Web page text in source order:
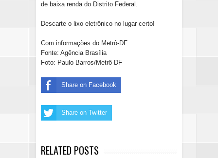
de baixa renda do Distrito Federal.
Descarte o lixo eletrônico no lugar certo!
Com informações do Metrô-DF
Fonte: Agência Brasília
Foto: Paulo Barros/Metrô-DF
Share on Facebook
Share on Twitter
RELATED POSTS